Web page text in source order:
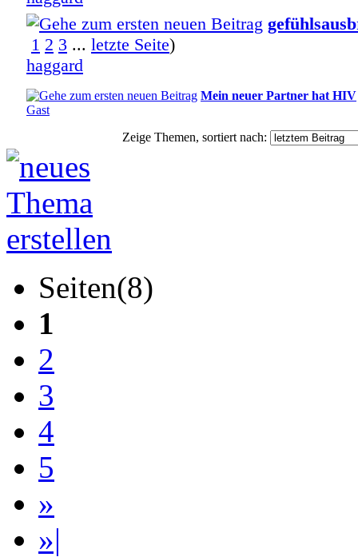
1 2 3 ... letzte Seite)
haggard
Mein neuer Partner hat HIV
Gast
Zeige Themen, sortiert nach:
Seiten(8)
1
2
3
4
5
»
»|